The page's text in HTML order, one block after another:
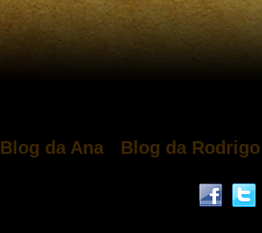
Blog da Ana Blog da Rodrigo